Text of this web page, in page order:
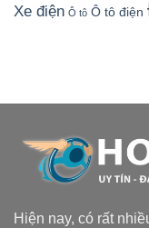
Xe điện Ô tô Ô tô điện
Hiện nay, có rất